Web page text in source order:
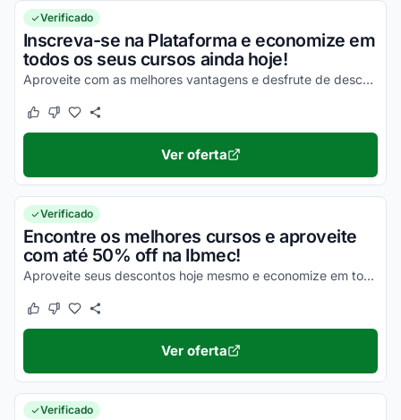
Verificado
Inscreva-se na Plataforma e economize em
todos os seus cursos ainda hoje!
Aproveite com as melhores vantagens e desfrute de descontos simplesmente incríveis!
Este cupom funcionou
Este cupom não funcionou
Ver oferta
Verificado
Encontre os melhores cursos e aproveite
com até 50% off na Ibmec!
Aproveite seus descontos hoje mesmo e economize em todas as suas compras!
Este cupom funcionou
Este cupom não funcionou
Ver oferta
Verificado